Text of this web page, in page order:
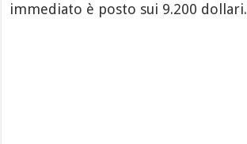
immediato è posto sui 9.200 dollari.